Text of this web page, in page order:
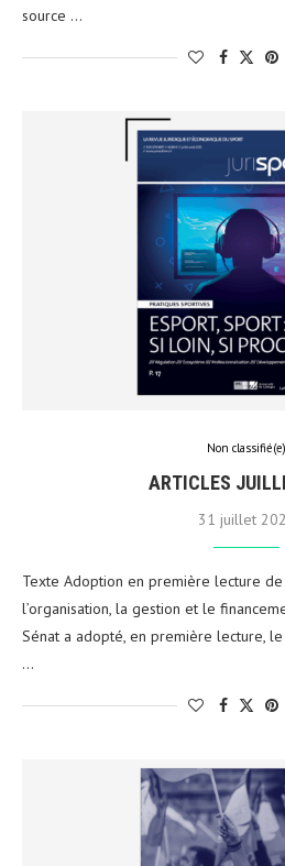
source …
Non classifié(e)
ARTICLES
31 juillet
Texte Adoption en première lecture
l’organisation, la gestion et le
Sénat a adopté, en première lecture,
…